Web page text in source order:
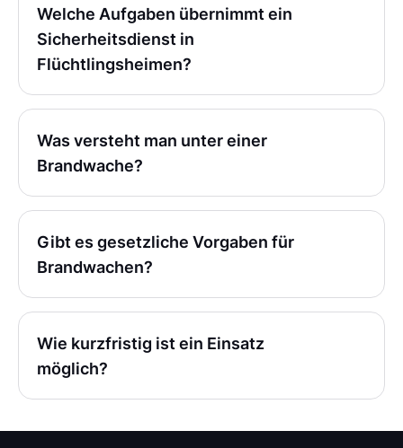
Welche Aufgaben übernimmt ein
Sicherheitsdienst in
Flüchtlingsheimen?
Was versteht man unter einer
Brandwache?
Gibt es gesetzliche Vorgaben für
Brandwachen?
Wie kurzfristig ist ein Einsatz
möglich?